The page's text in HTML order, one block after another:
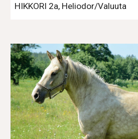
HIKKORI 2a, Heliodor/Valuuta